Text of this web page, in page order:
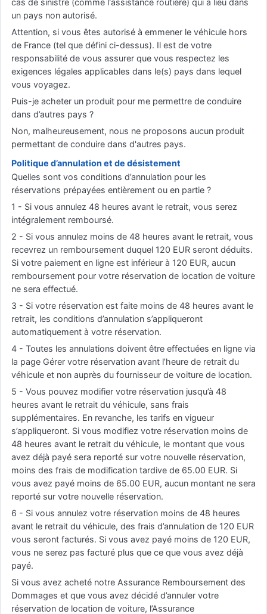
cas de sinistre (comme l'assistance routière) qui a lieu dans
un pays non autorisé.
Attention, si vous êtes autorisé à emmener le véhicule hors
de France (tel que défini ci-dessus). Il est de votre
responsabilité de vous assurer que vous respectez les
exigences légales applicables dans le(s) pays dans lequel
vous voyagez.
Puis-je acheter un produit pour me permettre de conduire
dans d’autres pays ?
Non, malheureusement, nous ne proposons aucun produit
permettant de conduire dans d'autres pays.
Politique d’annulation et de désistement
Quelles sont vos conditions d’annulation pour les
réservations prépayées entièrement ou en partie ?
1 - Si vous annulez 48 heures avant le retrait, vous serez
intégralement remboursé.
2 - Si vous annulez moins de 48 heures avant le retrait, vous
recevrez un remboursement duquel 120 EUR seront déduits.
Si votre paiement en ligne est inférieur à 120 EUR, aucun
remboursement pour votre réservation de location de voiture
ne sera effectué.
3 - Si votre réservation est faite moins de 48 heures avant le
retrait, les conditions d’annulation s’appliqueront
automatiquement à votre réservation.
4 - Toutes les annulations doivent être effectuées en ligne via
la page Gérer votre réservation avant l’heure de retrait du
véhicule et non auprès du fournisseur de voiture de location.
5 - Vous pouvez modifier votre réservation jusqu’à 48
heures avant le retrait du véhicule, sans frais
supplémentaires. En revanche, les tarifs en vigueur
s’appliqueront. Si vous modifiez votre réservation moins de
48 heures avant le retrait du véhicule, le montant que vous
avez déjà payé sera reporté sur votre nouvelle réservation,
moins des frais de modification tardive de 65.00 EUR. Si
vous avez payé moins de 65.00 EUR, aucun montant ne sera
reporté sur votre nouvelle réservation.
6 - Si vous annulez votre réservation moins de 48 heures
avant le retrait du véhicule, des frais d’annulation de 120 EUR
vous seront facturés. Si vous avez payé moins de 120 EUR,
vous ne serez pas facturé plus que ce que vous avez déjà
payé.
Si vous avez acheté notre Assurance Remboursement des
Dommages et que vous avez décidé d’annuler votre
réservation de location de voiture, l’Assurance